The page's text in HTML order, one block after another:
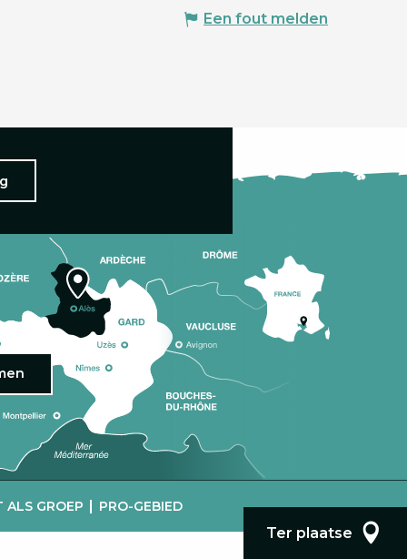
Ter plaatse
Een fout melden
ALS GROEP | PRO-GEBIED